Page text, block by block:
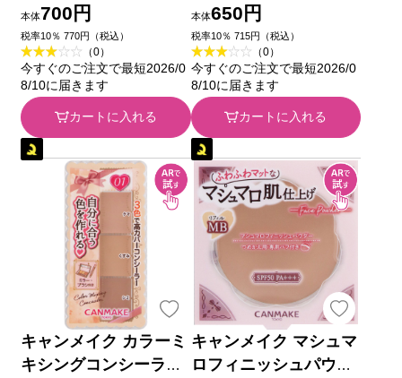
２ ナチュラルベージ
ュ ＿ 井田ラボラトリ
ーズ
本体700円
税率10％ 770円（税込）
（0）
今すぐのご注文で最短2026/0
8/10に届きます
カートに入れる
０１ ナチュラルベージ
ュ ＿ 井田ラボラトリ
ーズ
本体650円
税率10％ 715円（税込）
（0）
今すぐのご注文で最短2026/0
8/10に届きます
カートに入れる
キャンメイク カラーミ
キシングコンシーラー
キャンメイク マシュマ
ロフィニッシュパウダ